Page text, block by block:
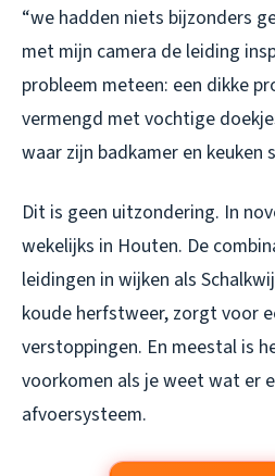
“we hadden niets bijzonders
met mijn camera de leiding
probleem meteen: een dikke
vermengd met vochtige
waar zijn badkamer en keuken
Dit is geen uitzondering. In
wekelijks in Houten. De
leidingen in wijken als
koude herfstweer, zorgt voor
verstoppingen. En meestal is
voorkomen als je weet wat er
afvoersysteem.